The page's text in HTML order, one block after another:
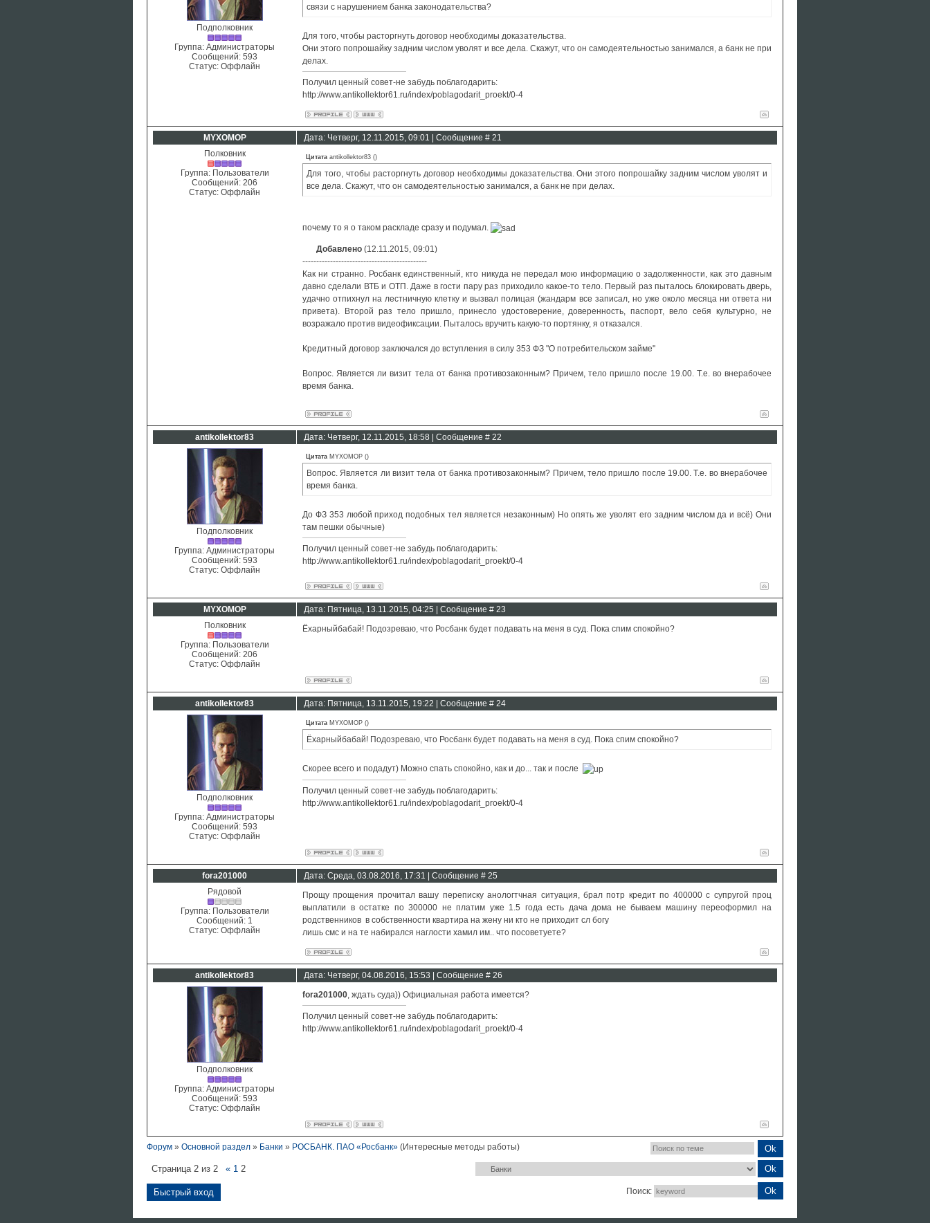
Подполковник
Группа: Администраторы
Сообщений: 593
Статус: Оффлайн
связи с нарушением банка законодательства?
Для того, чтобы расторгнуть договор необходимы доказательства.
Они этого попрошайку задним числом уволят и все дела. Скажут, что он самодеятельностью занимался, а банк не при
делах.
Получил ценный совет-не забудь поблагодарить:
http://www.antikollektor61.ru/index/poblagodarit_proekt/0-4
MYXOMOP Дата: Четверг, 12.11.2015, 09:01 | Сообщение # 21
Полковник
Группа: Пользователи
Сообщений: 206
Статус: Оффлайн
Цитата antikollektor83 ()
Для того, чтобы расторгнуть договор необходимы доказательства. Они этого попрошайку задним числом уволят и
все дела. Скажут, что он самодеятельностью занимался, а банк не при делах.
почему то я о таком раскладе сразу и подумал.
Добавлено (12.11.2015, 09:01)
---------------------------------------------
Как ни странно. Росбанк единственный, кто никуда не передал мою информацию о задолженности, как это давным
давно сделали ВТБ и ОТП. Даже в гости пару раз приходило какое-то тело. Первый раз пыталось блокировать дверь,
удачно отпихнул на лестничную клетку и вызвал полицая (жандарм все записал, но уже около месяца ни ответа ни
привета). Второй раз тело пришло, принесло удостоверение, доверенность, паспорт, вело себя культурно, не
возражало против видеофиксации. Пыталось вручить какую-то портянку, я отказался.
Кредитный договор заключался до вступления в силу 353 ФЗ "О потребительском займе"
Вопрос. Является ли визит тела от банка противозаконным? Причем, тело пришло после 19.00. Т.е. во внерабочее
время банка.
antikollektor83 Дата: Четверг, 12.11.2015, 18:58 | Сообщение # 22
Подполковник
Группа: Администраторы
Сообщений: 593
Статус: Оффлайн
Цитата MYXOMOP ()
Вопрос. Является ли визит тела от банка противозаконным? Причем, тело пришло после 19.00. Т.е. во внерабочее
время банка.
До ФЗ 353 любой приход подобных тел является незаконным) Но опять же уволят его задним числом да и всё) Они
там пешки обычные)
Получил ценный совет-не забудь поблагодарить:
http://www.antikollektor61.ru/index/poblagodarit_proekt/0-4
MYXOMOP Дата: Пятница, 13.11.2015, 04:25 | Сообщение # 23
Полковник
Группа: Пользователи
Сообщений: 206
Статус: Оффлайн
Ёхарныйбабай! Подозреваю, что Росбанк будет подавать на меня в суд. Пока спим спокойно?
antikollektor83 Дата: Пятница, 13.11.2015, 19:22 | Сообщение # 24
Подполковник
Группа: Администраторы
Сообщений: 593
Статус: Оффлайн
Цитата MYXOMOP ()
Ёхарныйбабай! Подозреваю, что Росбанк будет подавать на меня в суд. Пока спим спокойно?
Скорее всего и подадут) Можно спать спокойно, как и до... так и после
Получил ценный совет-не забудь поблагодарить:
http://www.antikollektor61.ru/index/poblagodarit_proekt/0-4
fora201000 Дата: Среда, 03.08.2016, 17:31 | Сообщение # 25
Рядовой
Группа: Пользователи
Сообщений: 1
Статус: Оффлайн
Прощу прощения прочитал вашу переписку анологтчная ситуация, брал потр кредит по 400000 с супругой проц
выплатили в остатке по 300000 не платим уже 1.5 года есть дача дома не бываем машину переоформил на
родственников в собственности квартира на жену ни кто не приходит сл богу
лишь смс и на те набирался наглости хамил им.. что посоветуете?
antikollektor83 Дата: Четверг, 04.08.2016, 15:53 | Сообщение # 26
Подполковник
Группа: Администраторы
Сообщений: 593
Статус: Оффлайн
fora201000, ждать суда)) Официальная работа имеется?
Получил ценный совет-не забудь поблагодарить:
http://www.antikollektor61.ru/index/poblagodarit_proekt/0-4
Форум » Основной раздел » Банки » РОСБАНК. ПАО «Росбанк» (Интересные методы работы)
Страница 2 из 2 « 1 2
Поиск: